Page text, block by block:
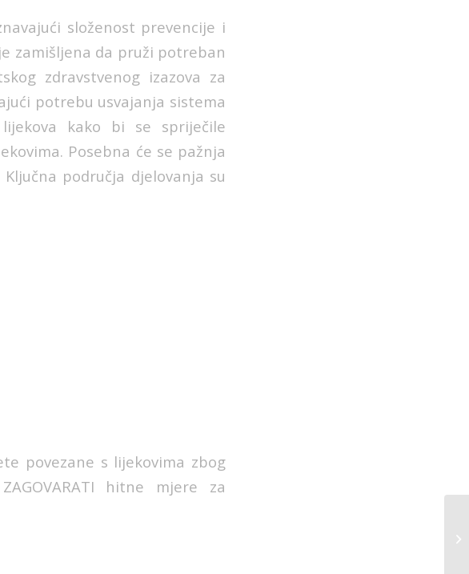
složenost prevencije i
zamišljena da pruži potreban
zdravstvenog izazova za
potrebu usvajanja sistema
kako bi se spriječile
Posebna će se pažnja
područja djelovanja su
povezane s lijekovima zbog
hitne mjere za